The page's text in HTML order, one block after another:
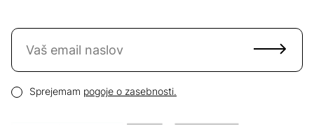
Naročite se na novice
Pogoji zasebnosti
Sprejemam pogoje o zasebnosti.